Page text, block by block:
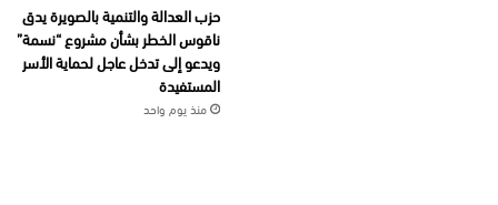
حزب العدالة والتنمية بالصويرة يدق
ناقوس الخطر بشأن مشروع “نسمة”
ويدعو إلى تدخل عاجل لحماية الأسر
المستفيدة
منذ يوم واحد